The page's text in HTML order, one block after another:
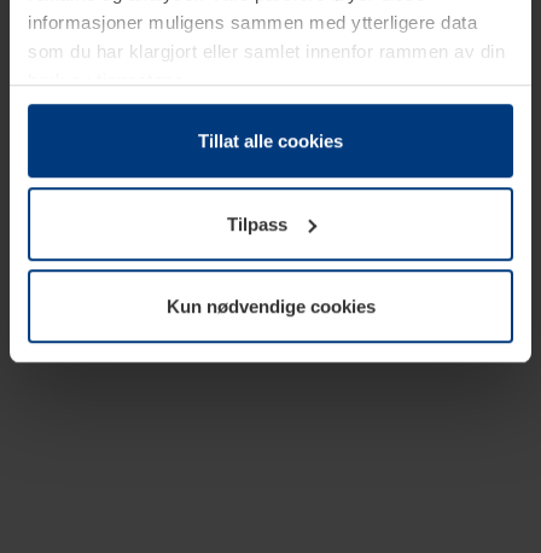
informasjoner muligens sammen med ytterligere data
som du har klargjort eller samlet innenfor rammen av din
bruk av tjenestene.
Etter loven kan vi lagre informasjonskapsler på din
datamaskin, hvis disse er absolutt nødvendig for drift av
trenger vi din tillatelse. Du kan når som helst endre eller
tilbakekalle ditt samtykke i forklaringen av
informasjonskapselen på sidenPersonvernerklæringpå
Tillat alle cookies
Tilpass
Kun nødvendige cookies